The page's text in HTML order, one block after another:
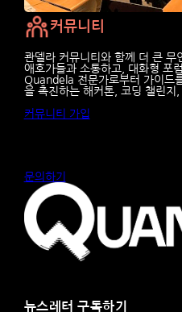
커뮤니티
콴델라 커뮤니티와 함께 더 큰 무
애호가들과 소통하고, 대화형 포
Quandela 전문가로부터 가이드
을 촉진하는 해커톤, 코딩 챌린지,
커뮤니티 가입
문의하기
뉴스레터 구독하기